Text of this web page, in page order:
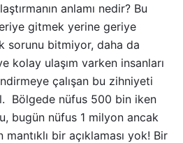
anlamı nedir? Bu
gitmek yerine geriye
sorunu bitmiyor, daha da
kolay ulaşım varken insanları
çalışan bu zihniyeti
Bölgede nüfus 500 bin iken
bugün nüfus 1 milyon ancak
bir açıklaması yok! Bir